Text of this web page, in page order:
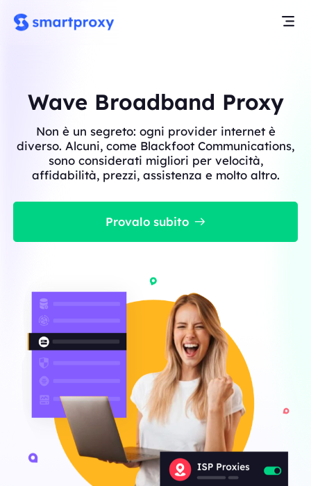
Wave Broadband Proxy
Non è un segreto: ogni provider internet è
diverso. Alcuni, come Blackfoot Communications,
sono considerati migliori per velocità,
affidabilità, prezzi, assistenza e molto altro.
Provalo subito